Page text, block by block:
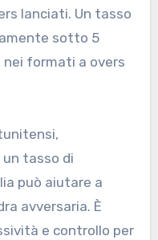
lanciati. Un tasso
sotto 5
nei formati a overs
tasso di
può aiutare a
avversaria. È
e controllo per